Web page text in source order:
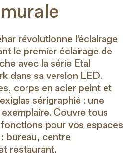
révolutionne l’éclairage
le premier éclairage de
avec la série Etal
dans sa version LED.
corps en acier peint et
sérigraphié : une
Couvre tous
pour vos espaces
bureau, centre
restaurant.